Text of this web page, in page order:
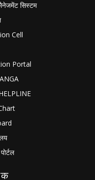
सिस्टम
Cell
Portal